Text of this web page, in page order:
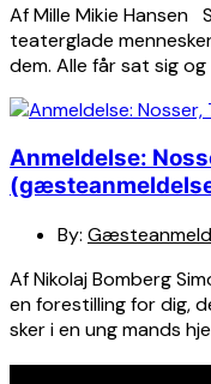
Af Mille Mikie Hansen
teaterglade
dem. Alle får sat sig og
Anmeldelse:
By:
Af Nikolaj Bomberg
en forestilling for dig,
sker i en ung mands